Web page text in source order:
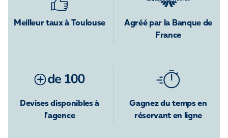
Meilleur taux à Toulouse
Agréé par la Banque de
France
Devises disponibles à
l’agence
Gagnez du temps en
réservant en ligne